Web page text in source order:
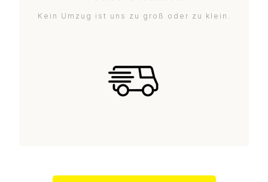
Kein Umzug ist uns zu groß oder zu klein.